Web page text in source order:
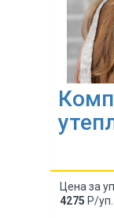
Цена за
4275 Р/уп.